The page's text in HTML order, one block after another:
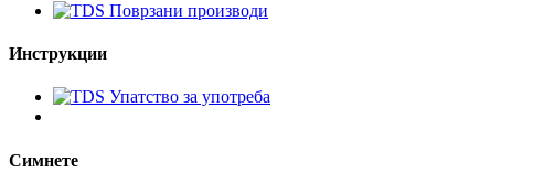
Поврзани производи
Инструкции
Упатство за употреба
Симнете